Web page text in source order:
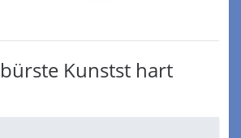
Kunstst hart